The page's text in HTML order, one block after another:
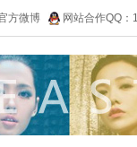
方微博 网站合作QQ